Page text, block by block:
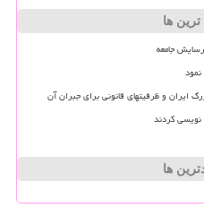
ها
جامعه
و ظرفیتهای قانونی برای جبران آن
ها